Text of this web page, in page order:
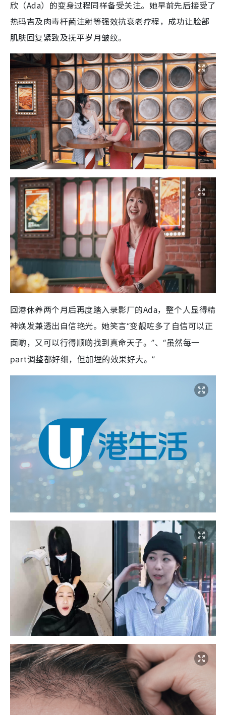
欣（Ada）的变身过程同样备受关注。她早前先后接受了
热玛吉及肉毒杆菌注射等强效抗衰老疗程，成功让脸部
肌肤回复紧致及抚平岁月皱纹。
回港休养两个月后再度踏入录影厂的Ada，整个人显得精
神焕发兼透出自信艳光。她笑言“变靓咗多了自信可以正
面啲，又可以行得顺啲找到真命天子。”、“虽然每一
part调整都好细，但加埋的效果好大。”